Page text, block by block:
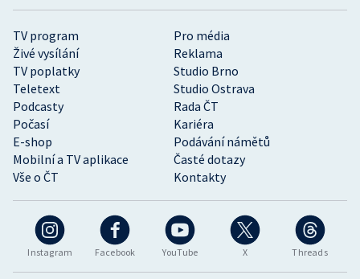
Instagram Facebook YouTube X Threads
TV program
Pro média
Živé vysílání
Reklama
TV poplatky
Studio Brno
Teletext
Studio Ostrava
Podcasty
Rada ČT
Počasí
Kariéra
E-shop
Podávání námětů
Mobilní a TV aplikace
Časté dotazy
Vše o ČT
Kontakty